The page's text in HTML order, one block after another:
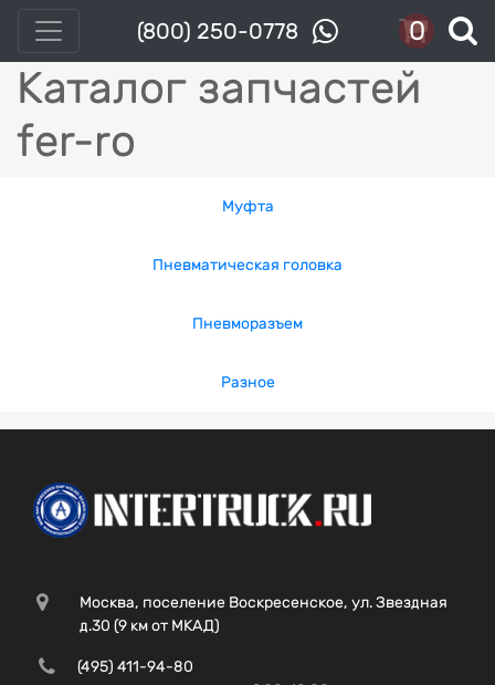
(800) 250-0778 0
Каталог запчастей
fer-ro
Муфта
Пневматическая головка
Пневморазъем
Разное
Москва, поселение Воскресенское, ул. Звездная
д.30 (9 км от МКАД)
(495) 411-94-80